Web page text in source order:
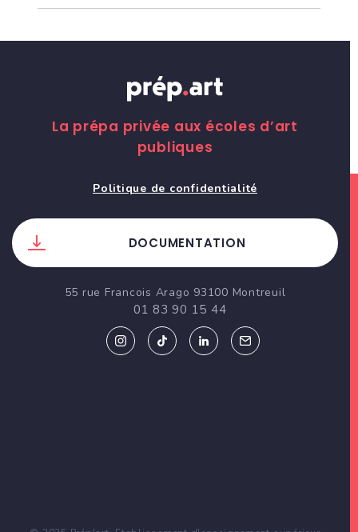
La prépa privée aux écoles d’art
publiques
Politique de confidentialité
DOCUMENTATION
55 rue Francois Arago 93100 Montreuil
01 83 90 15 44